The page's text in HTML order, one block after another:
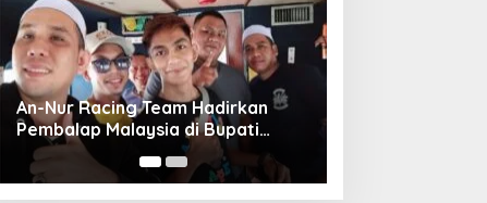
Unggul Adu Pinalti, Gapindo FC
Menanti Penantang Selanjutnya di
Semifinal Bupati Cup 2024